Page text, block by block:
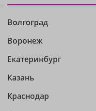
Волгоград
Воронеж
Екатеринбург
Казань
Краснодар